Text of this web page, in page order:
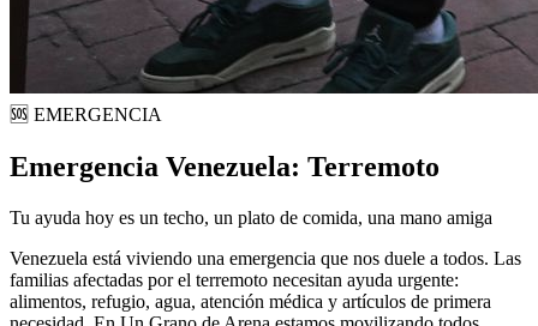
🆘 EMERGENCIA
Emergencia Venezuela: Terremoto
Tu ayuda hoy es un techo, un plato de comida, una mano amiga
Venezuela está viviendo una emergencia que nos duele a todos. Las
familias afectadas por el terremoto necesitan ayuda urgente:
alimentos, refugio, agua, atención médica y artículos de primera